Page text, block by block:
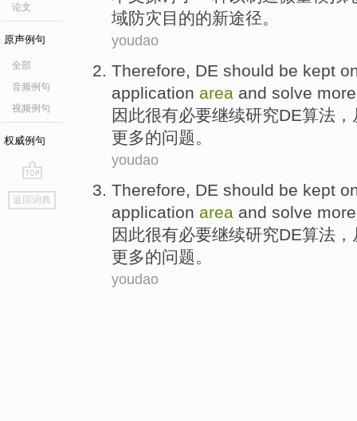
论文
原声例句
全部
音频例句
视频例句
权威例句
go
top
返回词典
域防灾目的的新途径。
youdao
Therefore, DE should be kept
application area and solve more
因此很有必要继续研究DE算法，
更多的问题。
youdao
Therefore DE should be kept
application area and solve more
因此很有必要继续研究DE算法，
更多的问题。
youdao